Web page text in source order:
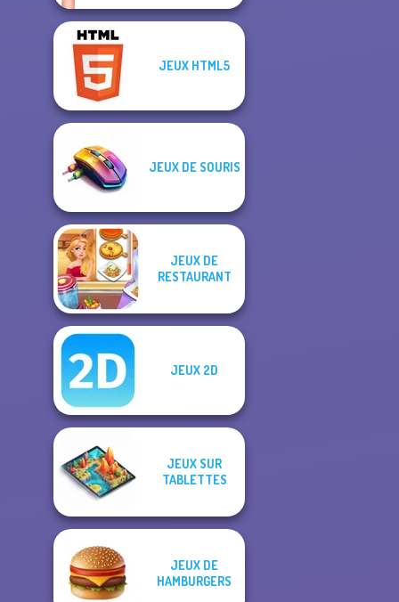
JEUX HTML5
JEUX DE SOURIS
JEUX DE
RESTAURANT
JEUX 2D
JEUX SUR
TABLETTES
JEUX DE
HAMBURGERS